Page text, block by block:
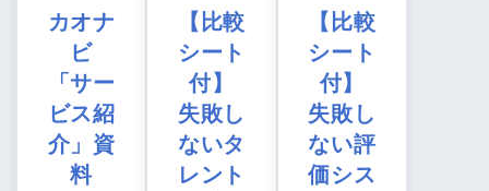
カオナ
ビ
「サー
ビス紹
介」資
料
【比較
シート
付】
失敗し
ないタ
レント
【比較
シート
付】
失敗し
ない評
価シス